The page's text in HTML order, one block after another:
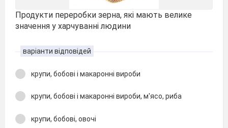
Продукти переробки зерна, які мають велике
значення у харчуванні людини
варіанти відповідей
крупи, бобові і макаронні вироби
крупи, бобові і макаронні вироби, м'ясо, риба
крупи, бобові, овочі